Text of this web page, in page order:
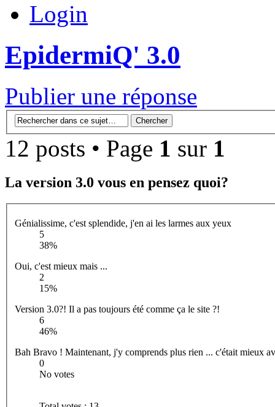
Login
EpidermiQ' 3.0
Publier une réponse
12 posts • Page 1 sur 1
La version 3.0 vous en pensez quoi?
Génialissime, c'est splendide, j'en ai les larmes aux yeux
5
38%
Oui, c'est mieux mais ...
2
15%
Version 3.0?! Il a pas toujours été comme ça le site ?!
6
46%
Bah Bravo ! Maintenant, j'y comprends plus rien ... c'était mieux
0
No votes